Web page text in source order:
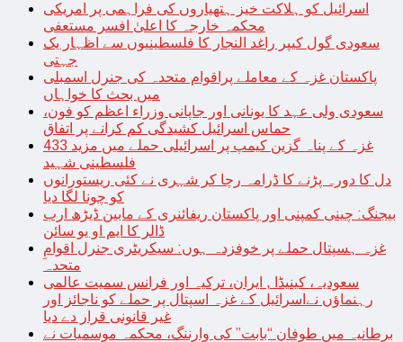
اسرائیل کو ہلاکت خیز ہتھیاروں کی فراہمی پر امریکی
محکمہ خارجہ کا اعلیٰ افسر مستعفی
سعودی گول کیپر راغد النجار کا فلسطینیوں سے اظہار یک
جہتی
پاکستان غزہ کے معاملے پراقوام متحدہ کی جنرل اسمبلی
میں بحث کا خواہاں
سعودی ولی عہد کا یونانی اور جاپانی وزراء اعظم کو فون،
حماس اسرائیل کشیدگی کم کرانے پر اتفاق
غزہ کے پناہ گزین کیمپ پر اسرائیلی حملے میں مزید 433
فلسطینی شہید
دل کا دورہ پڑنے کا ڈرامہ رچا کر شہری نے کئی ریستورانوں
کو چونا لگا دیا
بیجنگ: چینی کمپنی اور پاکستان ریفائنری کے مابین ڈیڑھ ارب
ڈالر کا ایم او یو سائن
غزہ ہسپتال حملے پر خوفزدہ ہوں: سیکریٹری جنرل اقوامِ
متحدہ
سعودیہ، کینیڈا , ایران، ترکیہ اور فرانس سمیت عالمی
رہنماؤں نےاسرائیل کے غزہ اسپتال پر حملے کو ناجائز اور
غیر قانونی قرار دے دیا
برطانیہ میں طوفان “بابت” کی وارننگ، محکمہ موسمیات نے